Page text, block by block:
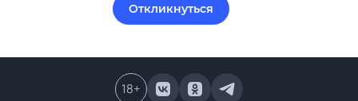
Откликнуться
18+